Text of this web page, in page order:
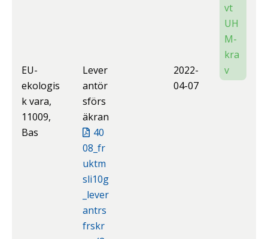
EU-
ekologis
k vara,
11009,
Bas
Lever
antör
sförs
äkran
40
08_fr
uktm
sli10g
_lever
antrs
frskr
2022-
04-07
vt
UH
M-
kra
v